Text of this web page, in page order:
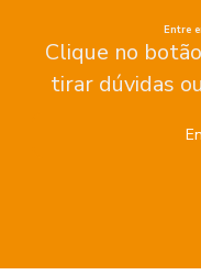
Entre
Clique no
tirar dúvidas